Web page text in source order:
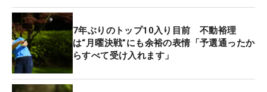
原田：そうなのよ。レギュラーとは違う技術がある
のがレジェンズ。
不動：みんな他の仕事や家庭があって、前ほどゴル
フできないけど、それでも整えてくるんです。アマ
チュアの方には参考になるかもしれませんね。
7年ぶりのトップ10入り目前 不動裕理
は“月曜決戦”にも余裕の表情「予選通ったか
らすべて受け入れます」